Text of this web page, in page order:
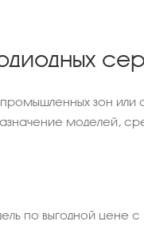
зон или
моделей,
по выгодной цене